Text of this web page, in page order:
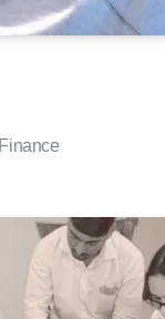
Finance